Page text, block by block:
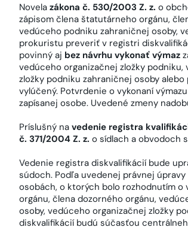
Novela zákona č. 530/2003 Z. z. o
zápisom člena štatutárneho orgánu,
vedúceho podniku zahraničnej osoby,
prokuristu preveriť v registri
povinný aj bez návrhu vykonať výmaz
vedúceho organizačnej zložky
zložky podniku zahraničnej osoby
vylúčený. Potvrdenie o vykonaní
zapísanej osobe. Uvedené zmeny
Príslušný na vedenie registra
č. 371/2004 Z. z. o sídlach a obvodoch
Vedenie registra diskvalifikácií bude
súdoch. Podľa uvedenej právnej
osobách, o ktorých bolo rozhodnutím
orgánu, člena dozorného orgánu,
osoby, vedúceho organizačnej zložky
diskvalifikácií budú súčasťou